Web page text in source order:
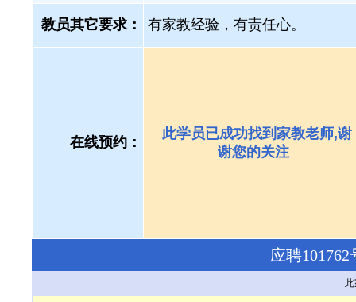
教员其它要求： 有家教经验，有责任心。
在线预约：
此学员已成功找到家教老师,谢
谢您的关注
应聘